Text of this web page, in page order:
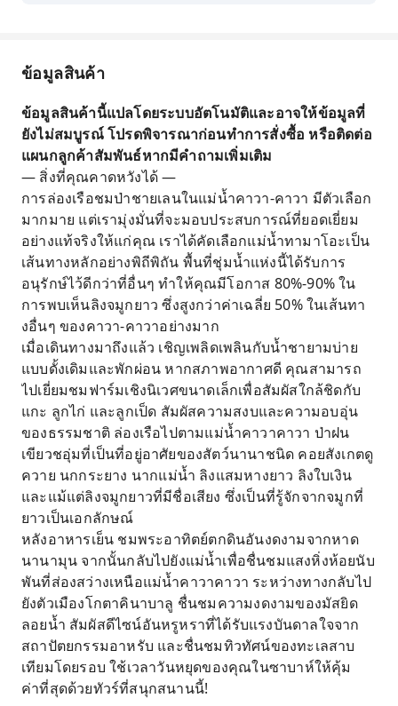
ข้อมูลสินค้า
ข้อมูลสินค้านี้แปลโดยระบบอัตโนมัติและอาจให้ข้อมูลที่
ยังไม่สมบูรณ์ โปรดพิจารณาก่อนทำการสั่งซื้อ หรือติดต่อ
แผนกลูกค้าสัมพันธ์หากมีคำถามเพิ่มเติม
— สิ่งที่คุณคาดหวังได้ —
การล่องเรือชมป่าชายเลนในแม่น้ำคาวา-คาวา มีตัวเลือก
มากมาย แต่เรามุ่งมั่นที่จะมอบประสบการณ์ที่ยอดเยี่ยม
อย่างแท้จริงให้แก่คุณ เราได้คัดเลือกแม่น้ำทามาโอะเป็น
เส้นทางหลักอย่างพิถีพิถัน พื้นที่ชุ่มน้ำแห่งนี้ได้รับการ
อนุรักษ์ไว้ดีกว่าที่อื่นๆ ทำให้คุณมีโอกาส 80%-90% ใน
การพบเห็นลิงจมูกยาว ซึ่งสูงกว่าค่าเฉลี่ย 50% ในเส้นทา
งอื่นๆ ของคาวา-คาวาอย่างมาก
เมื่อเดินทางมาถึงแล้ว เชิญเพลิดเพลินกับน้ำชายามบ่าย
แบบดั้งเดิมและพักผ่อน หากสภาพอากาศดี คุณสามารถ
ไปเยี่ยมชมฟาร์มเชิงนิเวศขนาดเล็กเพื่อสัมผัสใกล้ชิดกับ
แกะ ลูกไก่ และลูกเป็ด สัมผัสความสงบและความอบอุ่น
ของธรรมชาติ ล่องเรือไปตามแม่น้ำคาวาคาวา ป่าฝน
เขียวชอุ่มที่เป็นที่อยู่อาศัยของสัตว์นานาชนิด คอยสังเกตดู
ควาย นกกระยาง นากแม่น้ำ ลิงแสมหางยาว ลิงใบเงิน
และแม้แต่ลิงจมูกยาวที่มีชื่อเสียง ซึ่งเป็นที่รู้จักจากจมูกที่
ยาวเป็นเอกลักษณ์
หลังอาหารเย็น ชมพระอาทิตย์ตกดินอันงดงามจากหาด
นานามุน จากนั้นกลับไปยังแม่น้ำเพื่อชื่นชมแสงหิ่งห้อยนับ
พันที่ส่องสว่างเหนือแม่น้ำคาวาคาวา ระหว่างทางกลับไป
ยังตัวเมืองโกตาคินาบาลู ชื่นชมความงดงามของมัสยิด
ลอยน้ำ สัมผัสดีไซน์อันหรูหราที่ได้รับแรงบันดาลใจจาก
สถาปัตยกรรมอาหรับ และชื่นชมทิวทัศน์ของทะเลสาบ
เทียมโดยรอบ ใช้เวลาวันหยุดของคุณในซาบาห์ให้คุ้ม
ค่าที่สุดด้วยทัวร์ที่สนุกสนานนี้!